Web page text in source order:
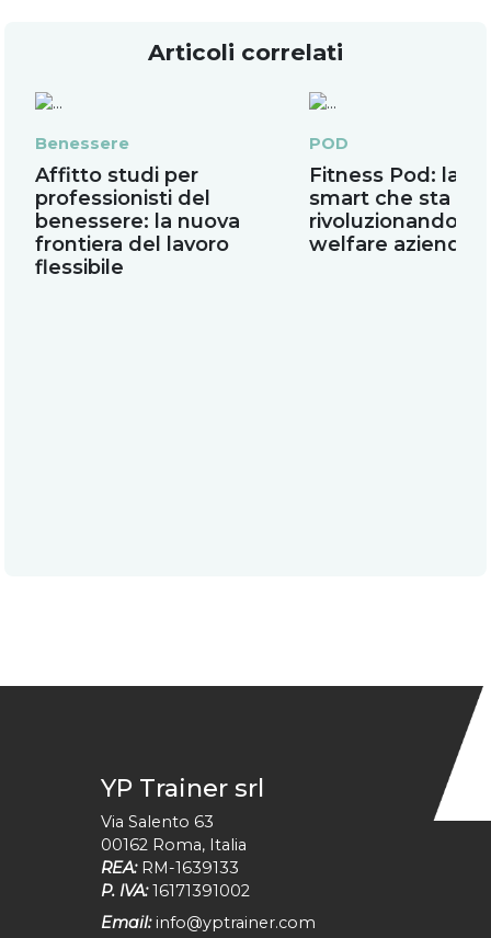
Articoli correlati
Benessere
Affitto studi per
professionisti del
benessere: la nuova
frontiera del lavoro
flessibile
POD
Fitness Pod: la
smart che sta
rivoluzionando il
welfare aziendale
YP Trainer srl
Via Salento 63
00162 Roma, Italia
REA: RM-1639133
P. IVA: 16171391002
Email: info@yptrainer.com